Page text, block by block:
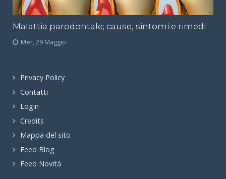
Malattia parodontale; cause, sintomi e rimedi
Mer, 29 Maggio
Privacy Policy
Contatti
Login
Credits
Mappa del sito
Feed Blog
Feed Novità